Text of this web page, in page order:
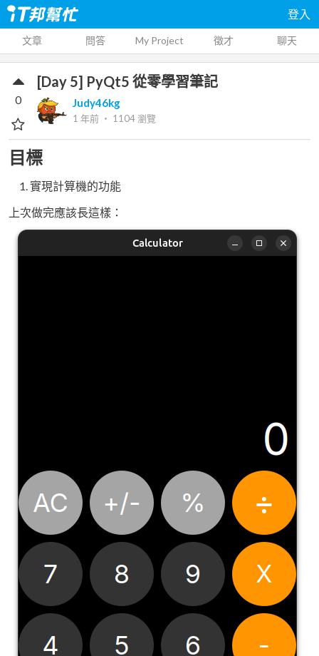
登入
文章 問答 My Project 徵才 聊天
[Day 5] PyQt5 從零學習筆記
Judy46kg
1 年前 ‧ 1104瀏覽
0
目標
實現計算機的功能
上次做完應該長這樣：